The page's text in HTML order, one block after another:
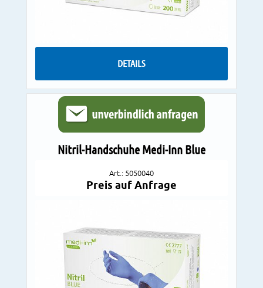
DETAILS
Nitril-Handschuhe Medi-Inn Blue
Art.: 5050040
Preis auf Anfrage